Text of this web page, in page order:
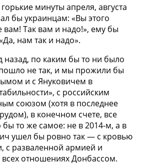
минуты апреля, августа
бы украинцам: «Вы этого
вам! Так вам и надо!», ему бы
нам так и надо».
назад, по каким бы то ни было
не так, и мы прожили бы
и с Януковичем в
с российским
союзом (хотя в последнее
в конечном счете, все
то же самое: не в 2014-м, а в
ушел бы ровно так — с кровью
с разваленной армией и
отношениях Донбассом.